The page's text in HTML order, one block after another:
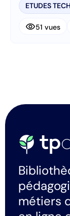
ETUDES
visibility51 vues
métiers